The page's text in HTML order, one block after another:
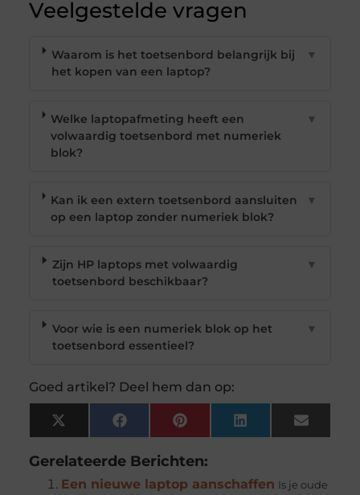
Veelgestelde vragen
Waarom is het toetsenbord belangrijk bij
het kopen van een laptop?
▼
Welke laptopafmeting heeft een
volwaardig toetsenbord met numeriek
blok?
▼
Kan ik een extern toetsenbord aansluiten
op een laptop zonder numeriek blok?
▼
Zijn HP laptops met volwaardig
toetsenbord beschikbaar?
▼
Voor wie is een numeriek blok op het
toetsenbord essentieel?
▼
Goed artikel? Deel hem dan op:
X
(Twitter)
FacebookPinterest LinkedIn Email
Gerelateerde Berichten:
Een nieuwe laptop aanschaffen Is je oude